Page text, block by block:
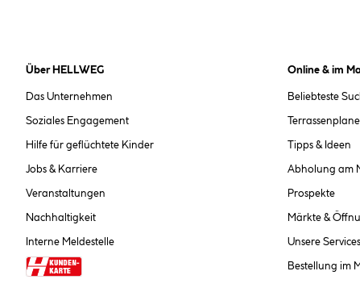
Über HELLWEG
Das Unternehmen
Soziales Engagement
Hilfe für geflüchtete Kinder
Jobs & Karriere
Veranstaltungen
Nachhaltigkeit
Interne Meldestelle
Online & im
Beliebteste
Tipps & Ideen
Abholung am
Prospekte
Märkte &
Unsere Services
Bestellung im